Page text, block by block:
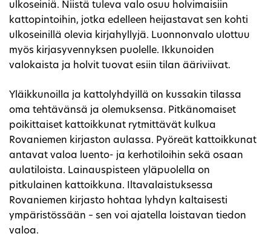
ulkoseiniä. Niistä tuleva valo osuu holvimaisiin
kattopintoihin, jotka edelleen heijastavat sen kohti
ulkoseinillä olevia kirjahyllyjä. Luonnonvalo ulottuu
myös kirjasyvennyksen puolelle. Ikkunoiden
valokaista ja holvit tuovat esiin tilan ääriviivat.
Yläikkunoilla ja kattolyhdyillä on kussakin tilassa
oma tehtävänsä ja olemuksensa. Pitkänomaiset
poikittaiset kattoikkunat rytmittävät kulkua
Rovaniemen kirjaston aulassa. Pyöreät kattoikkunat
antavat valoa luento- ja kerhotiloihin sekä osaan
aulatiloista. Lainauspisteen yläpuolella on
pitkulainen kattoikkuna. Iltavalaistuksessa
Rovaniemen kirjasto hohtaa lyhdyn kaltaisesti
ympäristössään – sen voi ajatella loistavan tiedon
valoa.